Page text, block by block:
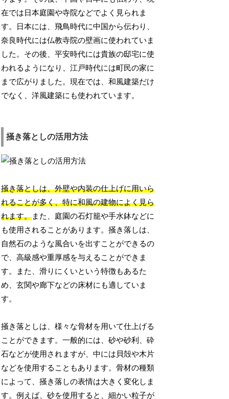
在では日本庭園や寺院などでよく見られま
す。日本には、飛鳥時代に中国から伝わり、
奈良時代には仏教寺院の壁画に使われていま
した。その後、平安時代には貴族の邸宅に使
われるようになり、江戸時代には町民の家に
まで広がりました。現在では、和風建築だけ
でなく、洋風建築にも使われています。
掻き落としの活用方法
掻き落としは、外壁や内装の仕上げに用いら
れることが多く、特に和風の建物によく見ら
れます。また、庭園の石灯籠や手水鉢などに
も使用されることがあります。掻き落しは、
自然石のような風合いを出すことができるの
で、高級感や重厚感を与えることができま
す。また、滑りにくいという特徴もあるた
め、玄関や廊下などの床材にも適していま
す。
掻き落としは、様々な骨材を用いて仕上げる
ことができます。一般的には、砂や砂利、砕
石などが使用されますが、中には貝殻や木片
などを使用することもあります。骨材の種類
によって、掻き落しの表情は大きく変化しま
す。例えば、砂を使用すると、細かい粒子が